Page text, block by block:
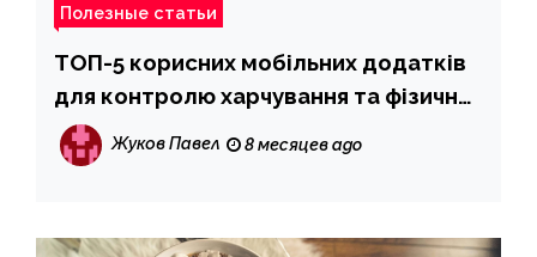
Полезные статьи
ТОП-5 корисних мобільних додатків
для контролю харчування та фізичної
активності
Жуков Павел 8 месяцев ago